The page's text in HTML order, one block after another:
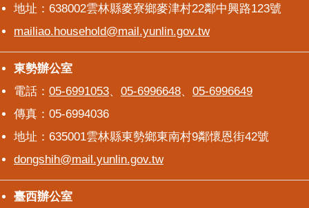
連
地址：638002雲林縣麥寮鄉麥津村22鄰中興路123號
mailiao.household@mail.yunlin.gov.tw
東勢辦公室
東勢辦公室
電話： 05-6991053、 05-6996648、 05-6996649
傳真：05-6994036
地址：635001雲林縣東勢鄉東南村9鄰懷恩街42號
dongshih@mail.yunlin.gov.tw
臺西辦公室
臺西辦公室